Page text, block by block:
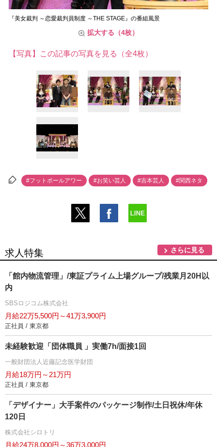
『美女裁判 ～恋愛裁判員制度 ～THE STAGE』の番組風景
拡大する（4枚）
【写真】この記事の写真を見る（全4枚）
#フットボールアワー #お笑い芸人 #吉本芸人 #関西ネタ
求人特集 さらに見る
「館内物流管理」/東証プライム上場グループ/残業月20H以
内
SBSロジコム株式会社
月給22万5,500円～41万3,900円
正社員 / 東京都
未経験歓迎「団体職員 」実働7h/面接1回
一般財団法人近藤記念医学財団
月給18万円～21万円
正社員 / 東京都
「デザイナー」大手案件のパッケージ制作/土日祝休/年休
120日
株式会社シロトリ
月給24万8,000円～36万3,000円